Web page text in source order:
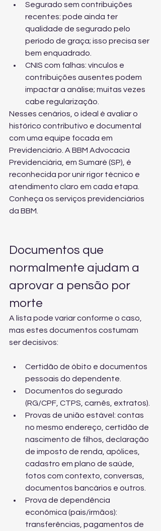
Segurado sem contribuições
recentes: pode ainda ter
qualidade de segurado pelo
período de graça; isso precisa ser
bem enquadrado.
CNIS com falhas: vínculos e
contribuições ausentes podem
impactar a análise; muitas vezes
cabe regularização.
Nesses cenários, o ideal é avaliar o
histórico contributivo e documental
com uma equipe focada em
Previdenciário. A BBM Advocacia
Previdenciária, em Sumaré (SP), é
reconhecida por unir rigor técnico e
atendimento claro em cada etapa.
Conheça os serviços previdenciários
da BBM
Documentos que
normalmente ajudam a
aprovar a pensão por
morte
A lista pode variar conforme o caso,
mas estes documentos costumam
ser decisivos:
Certidão de óbito e documentos
pessoais do dependente.
Documentos do segurado
(RG/CPF, CTPS, carnês, extratos).
Provas de união estável: contas
no mesmo endereço, certidão de
nascimento de filhos, declaração
de imposto de renda, apólices,
cadastro em plano de saúde,
fotos com contexto, conversas,
documentos bancários e outros.
Prova de dependência
econômica (pais/irmãos):
transferências, pagamentos de